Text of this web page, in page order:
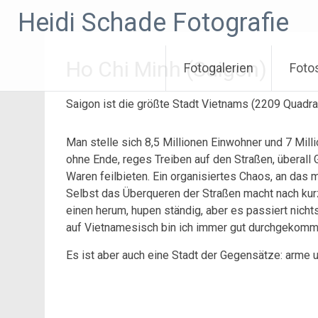
InhaltHeidi Schade Fotografie
Fotogalerien
Ho Chi Minh (Saigon)
Saigon ist die größte Stadt Vietnams (2209
Man stelle sich 8,5 Millionen Einwohner und 7
ohne Ende, reges Treiben auf den Straßen,
Waren feilbieten. Ein organisiertes Chaos, an das
Selbst das Überqueren der Straßen macht nach
einen herum, hupen ständig, aber es passiert
auf Vietnamesisch bin ich immer gut
Es ist aber auch eine Stadt der Gegensätze: